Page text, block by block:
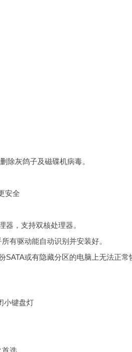
除灰鸽子及磁碟机病毒。
安全
器，支持双核处理器。
有驱动能自动识别并安装好。
SATA或有隐藏分区的电脑上无法正常
小键盘灯
首选